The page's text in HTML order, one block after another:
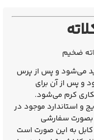
می‌شود و پس از پرس
پس از آن برای
کرم می‌شود.
۶ تا۳۰۰ بصورت رایج و استاندارد موجود در
بازار می‌باشند و از سایز ۴۰۰ تا ۶۳۰ بصورت سفارشی
به این صورت است